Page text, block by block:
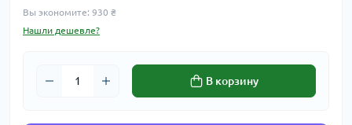
Вы экономите: 930 ₴
Нашли дешевле?
В корзину